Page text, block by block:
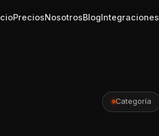
PreciosNosotrosBlogIntegraciones
Categoría